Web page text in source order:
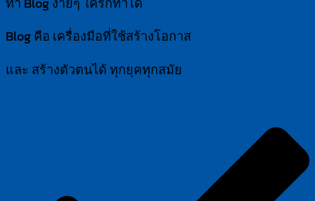
Blog คือ เครื่องมือที่ใช้สร้างโอกาส
และ สร้างตัวตนได้ ทุกยุคทุกสมัย